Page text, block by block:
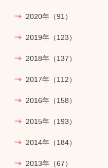
2020年 （91）
2019年 （123）
2018年 （137）
2017年 （112）
2016年 （158）
2015年 （193）
2014年 （184）
2013年 （67）